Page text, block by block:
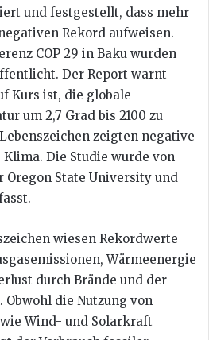
und festgestellt, dass mehr
Rekord aufweisen.
COP 29 in Baku wurden
Der Report warnt
Kurs ist, die globale
um 2,7 Grad bis 2100 zu
zeigten negative
Die Studie wurde von
Oregon State University und
wiesen Rekordwerte
Wärmeenergie
durch Brände und der
Obwohl die Nutzung von
Wind- und Solarkraft